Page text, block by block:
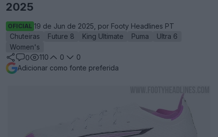
2025
OFICIAL 19 de Jun de 2025, por Footy Headlines PT
Chuteiras
Future 8 King Ultimate Puma
Ultra 6
Women's
0
110 0
0
Adicionar como fonte preferida